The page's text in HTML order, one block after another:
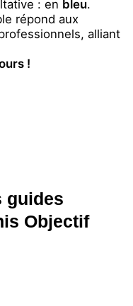
: en bleu.
répond aux
alliant
!
guides
Objectif